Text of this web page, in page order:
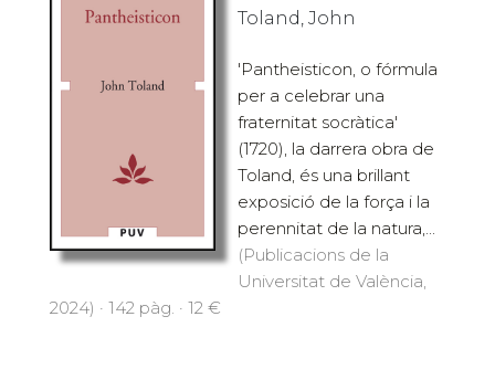
Toland, John
'Pantheisticon, o fórmula
per a celebrar una
fraternitat socràtica'
(1720), la darrera obra de
Toland, és una brillant
exposició de la força i la
perennitat de la natura,...
(Publicacions de la
Universitat de València,
2024) · 142 pàg. · 12 €